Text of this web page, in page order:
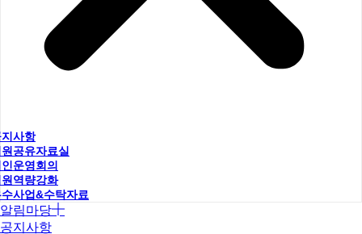
사항
공유자료실
운영회의
역량강화
사업&수탁자료
알림마당
공지사항